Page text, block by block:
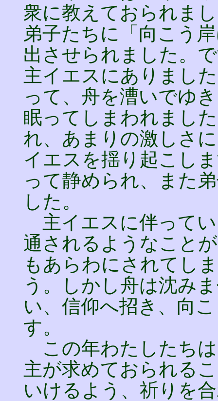
衆に教えておられま
弟子たちに「向こう
出させられました。
主イエスにありまし
って、舟を漕いでゆ
眠ってしまわれまし
れ、あまりの激しさ
イエスを揺り起こし
って静められ、また
した。
主イエスに伴って
通されるようなこと
もあらわにされてし
う。しかし舟は沈み
い、信仰へ招き、向
す。
この年わたしたち
主が求めておられる
いけるよう、祈りを